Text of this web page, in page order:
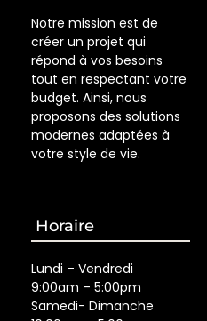
Notre mission est de
créer un projet qui
répond à vos besoins
tout en respectant votre
budget. Ainsi, nous
proposons des solutions
modernes adaptées à
votre style de vie.
Horaire
Lundi – Vendredi
9:00am – 5:00pm
Samedi- Dimanche